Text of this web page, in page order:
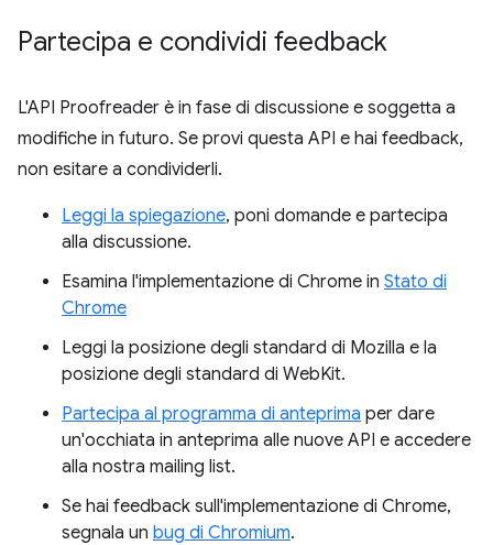
Partecipa e condividi feedback
L'API Proofreader è in fase di discussione e soggetta a
modifiche in futuro. Se provi questa API e hai feedback,
non esitare a condividerli.
Leggi la spiegazione, poni domande e partecipa
alla discussione.
Esamina l'implementazione di Chrome in Stato di
Chrome
Leggi la posizione degli standard di Mozilla e la
posizione degli standard di WebKit.
Partecipa al programma di anteprima per dare
un'occhiata in anteprima alle nuove API e accedere
alla nostra mailing list.
Se hai feedback sull'implementazione di Chrome,
segnala un bug di Chromium.